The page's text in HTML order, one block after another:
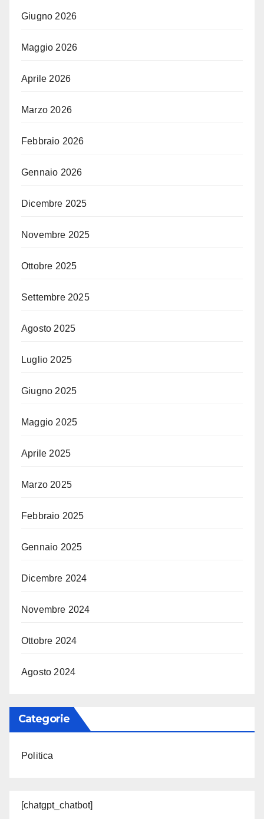
Giugno 2026
Maggio 2026
Aprile 2026
Marzo 2026
Febbraio 2026
Gennaio 2026
Dicembre 2025
Novembre 2025
Ottobre 2025
Settembre 2025
Agosto 2025
Luglio 2025
Giugno 2025
Maggio 2025
Aprile 2025
Marzo 2025
Febbraio 2025
Gennaio 2025
Dicembre 2024
Novembre 2024
Ottobre 2024
Agosto 2024
Categorie
Politica
[chatgpt_chatbot]